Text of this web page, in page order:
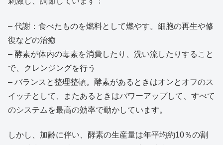
– 代謝：食べたものを燃料として燃やす。細胞の再生や修
復などの治癒
– 酵素が体内の毒素を消費したり、洗い流したりすること
で、クレンジングを行う
– バランスと整理整頓。酵素があるときはオンとオフのス
イッチとして、またあるときはパワーアップして、すべて
のシステムを最高の効率で動かしています。
しかし、加齢に伴い、酵素の生産量は年平均約10％の割